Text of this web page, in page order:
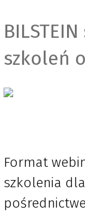
szkoleń
Format
szkolenia